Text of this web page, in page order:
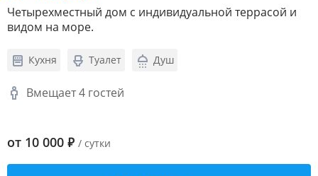
Четырехместный дом с индивидуальной террасой и
видом на море.
Кухня Туалет Душ
Вмещает 4 гостей
от 10 000 ₽ / сутки